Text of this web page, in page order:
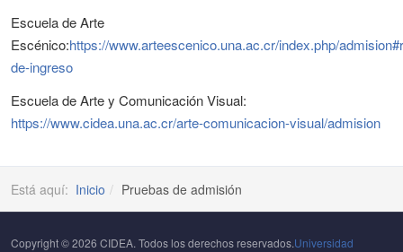
Escuela de Arte
Escénico:https://www.arteescenico.una.ac.cr/index.php/
de-ingreso
Escuela de Arte y Comunicación Visual:
https://www.cidea.una.ac.cr/arte-comunicacion-visual/admision
Está aquí: Inicio Pruebas de admisión
Copyright © 2026 CIDEA. Todos los derechos reservados.Universidad